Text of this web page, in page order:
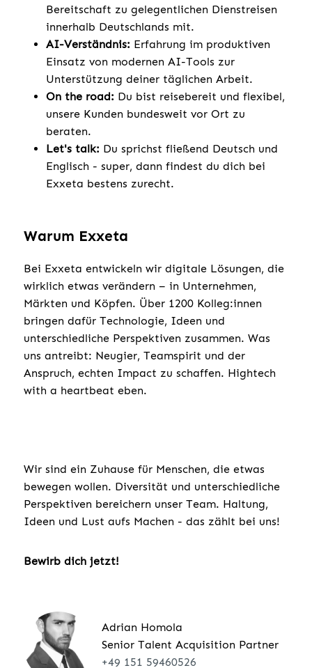
Bereitschaft zu gelegentlichen Dienstreisen
innerhalb Deutschlands mit.
AI-Verständnis: Erfahrung im produktiven
Einsatz von modernen AI-Tools zur
Unterstützung deiner täglichen Arbeit.
On the road: Du bist reisebereit und flexibel,
unsere Kunden bundesweit vor Ort zu
beraten.
Let's talk: Du sprichst fließend Deutsch und
Englisch - super, dann findest du dich bei
Exxeta bestens zurecht.
Warum Exxeta
Bei Exxeta entwickeln wir digitale Lösungen, die
wirklich etwas verändern – in Unternehmen,
Märkten und Köpfen. Über 1200 Kolleg:innen
bringen dafür Technologie, Ideen und
unterschiedliche Perspektiven zusammen. Was
uns antreibt: Neugier, Teamspirit und der
Anspruch, echten Impact zu schaffen. Hightech
with a heartbeat eben.
Wir sind ein Zuhause für Menschen, die etwas
bewegen wollen. Diversität und unterschiedliche
Perspektiven bereichern unser Team. Haltung,
Ideen und Lust aufs Machen - das zählt bei uns!
Bewirb dich jetzt!
Adrian Homola
Senior Talent Acquisition Partner
+49 151 59460526